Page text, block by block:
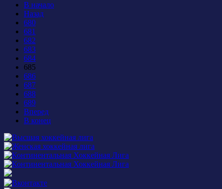
В начало
Назад
680
681
682
683
684
685
686
687
688
689
Вперед
В конец